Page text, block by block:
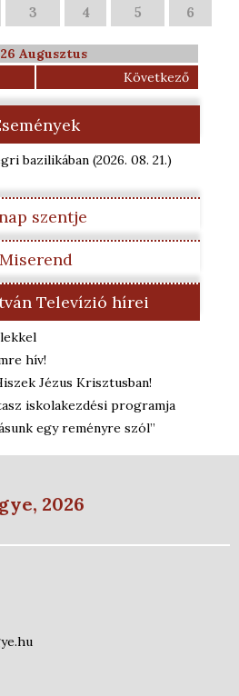
3 4 5 6
Augusztus
Következő
bazilikában (2026. 08. 21.)
szentje
Miserend
Televízió hírei
hív!
Jézus Krisztusban!
iskolakezdési programja
egy reményre szól”
2026